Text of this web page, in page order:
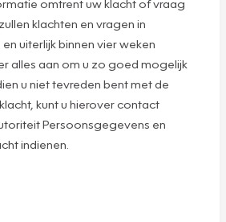
omtrent uw klacht of vraag
klachten en vragen in
uiterlijk binnen vier weken
alles aan om u zo goed mogelijk
u niet tevreden bent met de
kunt u hierover contact
Persoonsgegevens en
indienen.